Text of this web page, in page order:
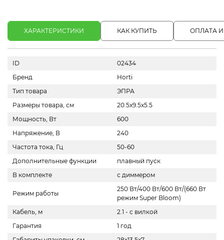
ХАРАКТЕРИСТИКИ КАК КУПИТЬ ОПЛАТА
ID
02434
Бренд
Horti
Тип товара
ЭПРА
Размеры товара, см
20.5х9.5х5.5
Мощность, Вт
600
Напряжение, В
240
Частота тока, Гц
50-60
Дополнительные функции
плавный пуск
В комплекте
с диммером
Режим работы
250 Вт/400 Вт/600 Вт/(660 Вт
режим Super Bloom)
Кабель, м
2.1 - с вилкой
Гарантия
1 год